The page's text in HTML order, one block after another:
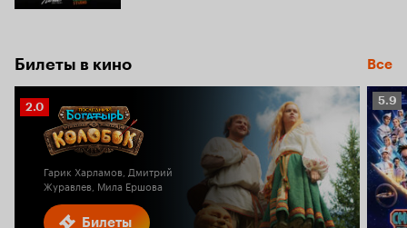
Билеты в кино Все
Билеты
Рейтинг
Кинопоиска
2.0
Гарик Харламов, Дмитрий
Журавлев, Мила Ершова
5.9
5.9